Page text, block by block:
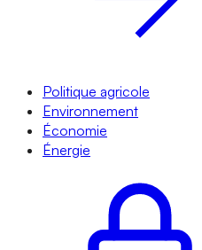
Politique agricole
Environnement
Économie
Énergie